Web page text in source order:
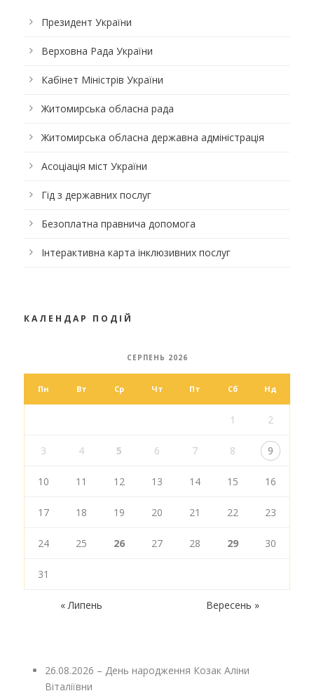
Президент України
Верховна Рада України
Кабінет Міністрів України
Житомирська обласна рада
Житомирська обласна державна адміністрація
Асоціація міст України
Гід з державних послуг
Безоплатна правнича допомога
Інтерактивна карта інклюзивних послуг
КАЛЕНДАР ПОДІЙ
СЕРПЕНЬ 2026
Пн Вт Ср Чт Пт Сб Нд
1 2
3 4 5 6 7 8 9
10 11 12 13 14 15 16
17 18 19 20 21 22 23
24 25 26 27 28 29 30
31
« Липень Вересень »
26.08.2026 – День народження Козак Аліни
Віталіївни